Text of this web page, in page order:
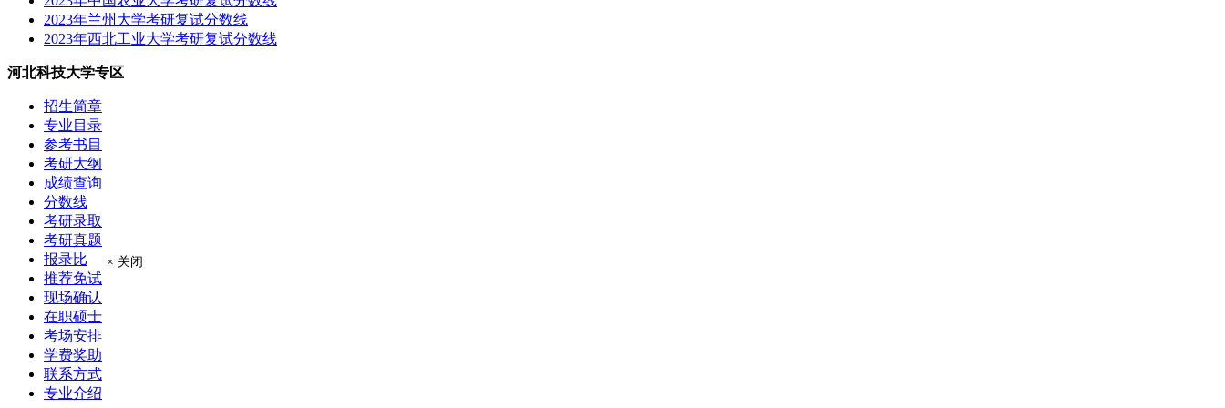
2023年兰州大学考研复试分数线
2023年西北工业大学考研复试分数线
河北科技大学专区
招生简章
专业目录
参考书目
考研大纲
成绩查询
分数线
考研录取
考研真题
报录比
推荐免试
现场确认
在职硕士
考场安排
学费奖助
联系方式
专业介绍
× 关闭